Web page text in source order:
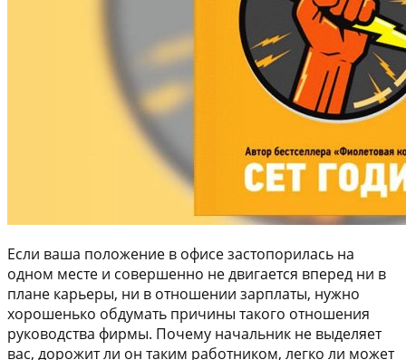
Если ваша положение в офисе застопорилась на
одном месте и совершенно не двигается вперед ни в
плане карьеры, ни в отношении зарплаты, нужно
хорошенько обдумать причины такого отношения
руководства фирмы. Почему начальник не выделяет
вас, дорожит ли он таким работником, легко ли может